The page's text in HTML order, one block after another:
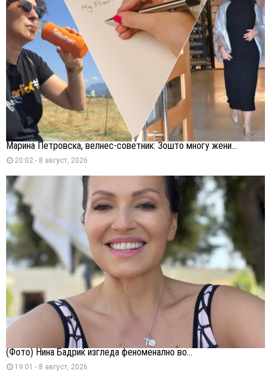
Марина Петровска, велнес-советник: Зошто многу жени...
20:02 - 8 август, 2026
(Фото) Нина Бадриќ изгледа феноменално во...
19:01 - 8 август, 2026